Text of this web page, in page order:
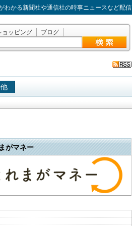
わかる新聞社や通信社の時事ニュースなど配信
ョッピング ブログ
がマネー